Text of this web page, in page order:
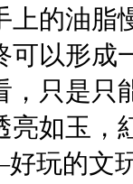
上的油脂
可以形成
，只是只
亮如玉，
玩的文